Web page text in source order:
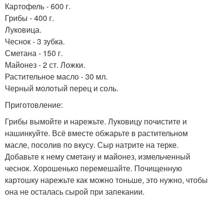
Картофель - 600 г.
Грибы - 400 г.
Луковица.
Чеснок - 3 зубка.
Сметана - 150 г.
Майонез - 2 ст. Ложки.
Растительное масло - 30 мл.
Черный молотый перец и соль.
Приготовление:
Грибы вымойте и нарежьте. Луковицу почистите и
нашинкуйте. Всё вместе обжарьте в растительном
масле, посолив по вкусу. Сыр натрите на терке.
Добавьте к нему сметану и майонез, измельченный
чеснок. Хорошенько перемешайте. Почищенную
картошку нарежьте как можно тоньше, это нужно, чтобы
она не осталась сырой при запекании.